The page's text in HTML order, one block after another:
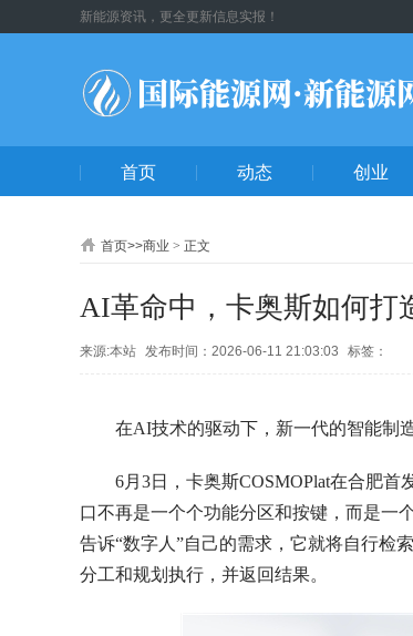
新能源资讯，更全更新信息实报！
首页 动态 创业
首页>>商业 > 正文
AI革命中，卡奥斯如何打
来源:本站 发布时间：2026-06-11 21:03:03 标签：
在AI技术的驱动下，新一代的智能制
6月3日，卡奥斯COSMOPlat在合肥
口不再是一个个功能分区和按键，而是一
告诉“数字人”自己的需求，它就将自行检
分工和规划执行，并返回结果。